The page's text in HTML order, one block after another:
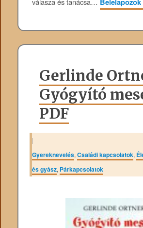
Gerlinde
Gyógyító
PDF
|
Gyereknevelés,Családi kapcsolatok,
és gyász, Párkapcsolatok